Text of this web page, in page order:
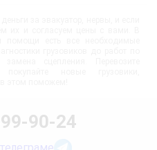
90-24